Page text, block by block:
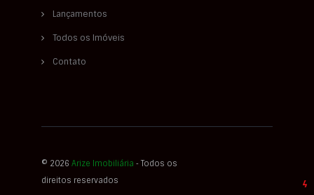
Lançamentos
Todos os Imóveis
Contato
© 2026 Arize Imobiliária ‐ Todos os
direitos reservados